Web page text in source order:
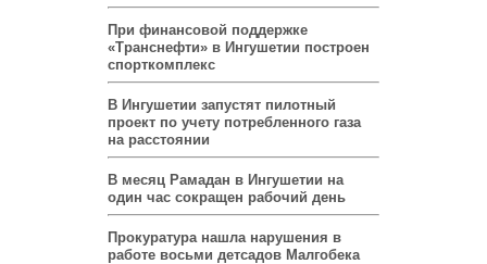
При финансовой поддержке
«Транснефти» в Ингушетии построен
спорткомплекс
В Ингушетии запустят пилотный
проект по учету потребленного газа
на расстоянии
В месяц Рамадан в Ингушетии на
один час сокращен рабочий день
Прокуратура нашла нарушения в
работе восьми детсадов Малгобека